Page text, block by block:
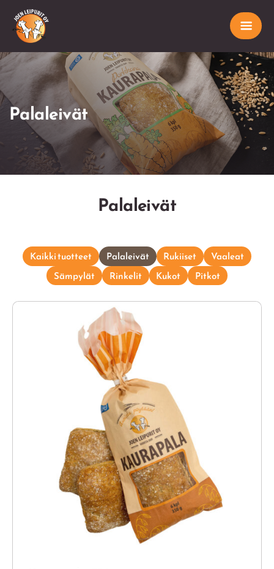
Palaleivät
Palaleivät
Kaikki tuotteet Palaleivät Rukiiset
Vaaleat
Sämpylät
Rinkelit Kukot Pitkot